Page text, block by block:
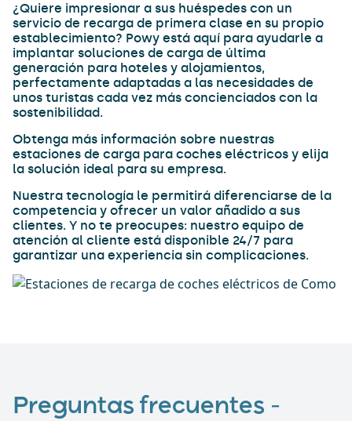
¿Quiere impresionar a sus huéspedes con un
servicio de recarga de primera clase en su propio
establecimiento? Powy está aquí para ayudarle a
implantar soluciones de carga de última
generación para hoteles y alojamientos,
perfectamente adaptadas a las necesidades de
unos turistas cada vez más concienciados con la
sostenibilidad.
Obtenga más información sobre nuestras
estaciones de carga para coches eléctricos y elija
la solución ideal para su empresa.
Nuestra tecnología le permitirá diferenciarse de la
competencia y ofrecer un valor añadido a sus
clientes. Y no te preocupes: nuestro equipo de
atención al cliente está disponible 24/7 para
garantizar una experiencia sin complicaciones.
Preguntas frecuentes –